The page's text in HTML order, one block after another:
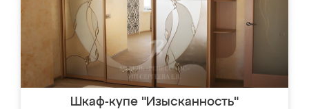
Шкаф-купе "Изысканность"